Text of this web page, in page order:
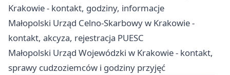
Krakowie - kontakt, godziny, informacje
Małopolski Urząd Celno-Skarbowy w Krakowie -
kontakt, akcyza, rejestracja PUESC
Małopolski Urząd Wojewódzki w Krakowie - kontakt,
sprawy cudzoziemców i godziny przyjęć